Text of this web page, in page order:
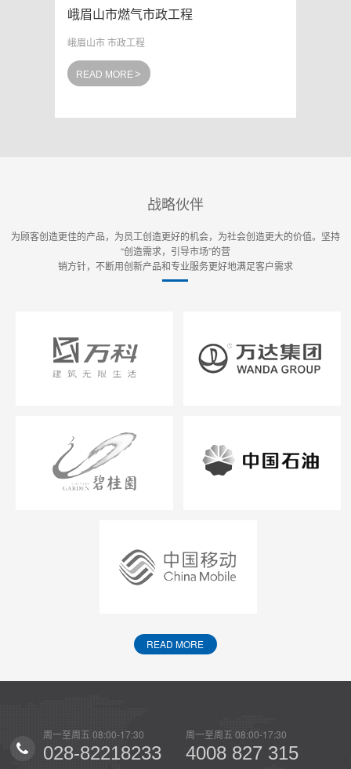
石家庄裕华万达广场
万达
READ MORE>
战略伙伴
为顾客创造更佳的产品，为员工创造更好的机会，为社会创造更大的价值。坚持
“创造需求，引导市场”的营
销方针，不断用创新产品和专业服务更好地满足客户需求
READ MORE
周一至周五 08:00-17:30
028-82218233
周一至周五 08:00-17:30
4008 827 315